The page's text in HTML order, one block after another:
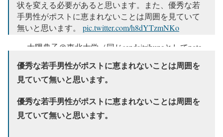
状を変える必要があると思います。また、優秀な若
手男性がポストに恵まれないことは周囲を見ていて
無いと思います。 pic.twitter.com/h8dYTzmNKo
— 大隅典子＠東北大学（同じsendaitribuneとしてnote
優秀な若手男性がポストに恵まれないことは周囲を
見ていて無いと思います。
優秀な若手男性がポストに恵まれないことは周囲を
見ていて無いと思います。